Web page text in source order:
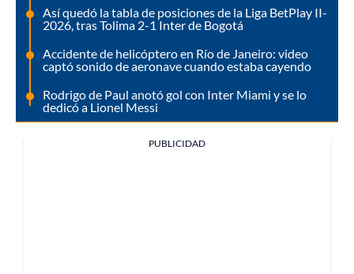
Así quedó la tabla de posiciones de la Liga BetPlay II-
2026, tras Tolima 2-1 Inter de Bogotá
Accidente de helicóptero en Río de Janeiro: video
captó sonido de aeronave cuando estaba cayendo
Rodrigo de Paul anotó gol con Inter Miami y se lo
dedicó a Lionel Messi
PUBLICIDAD